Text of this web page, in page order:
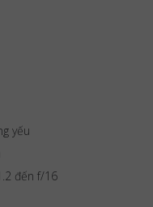
yếu
đến f/16